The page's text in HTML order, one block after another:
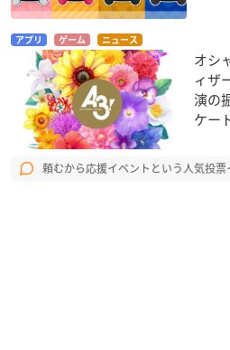
アプリ ゲーム ニュース
オシ
ィザ
演の
ケー
頼むから応援イベントという人気投